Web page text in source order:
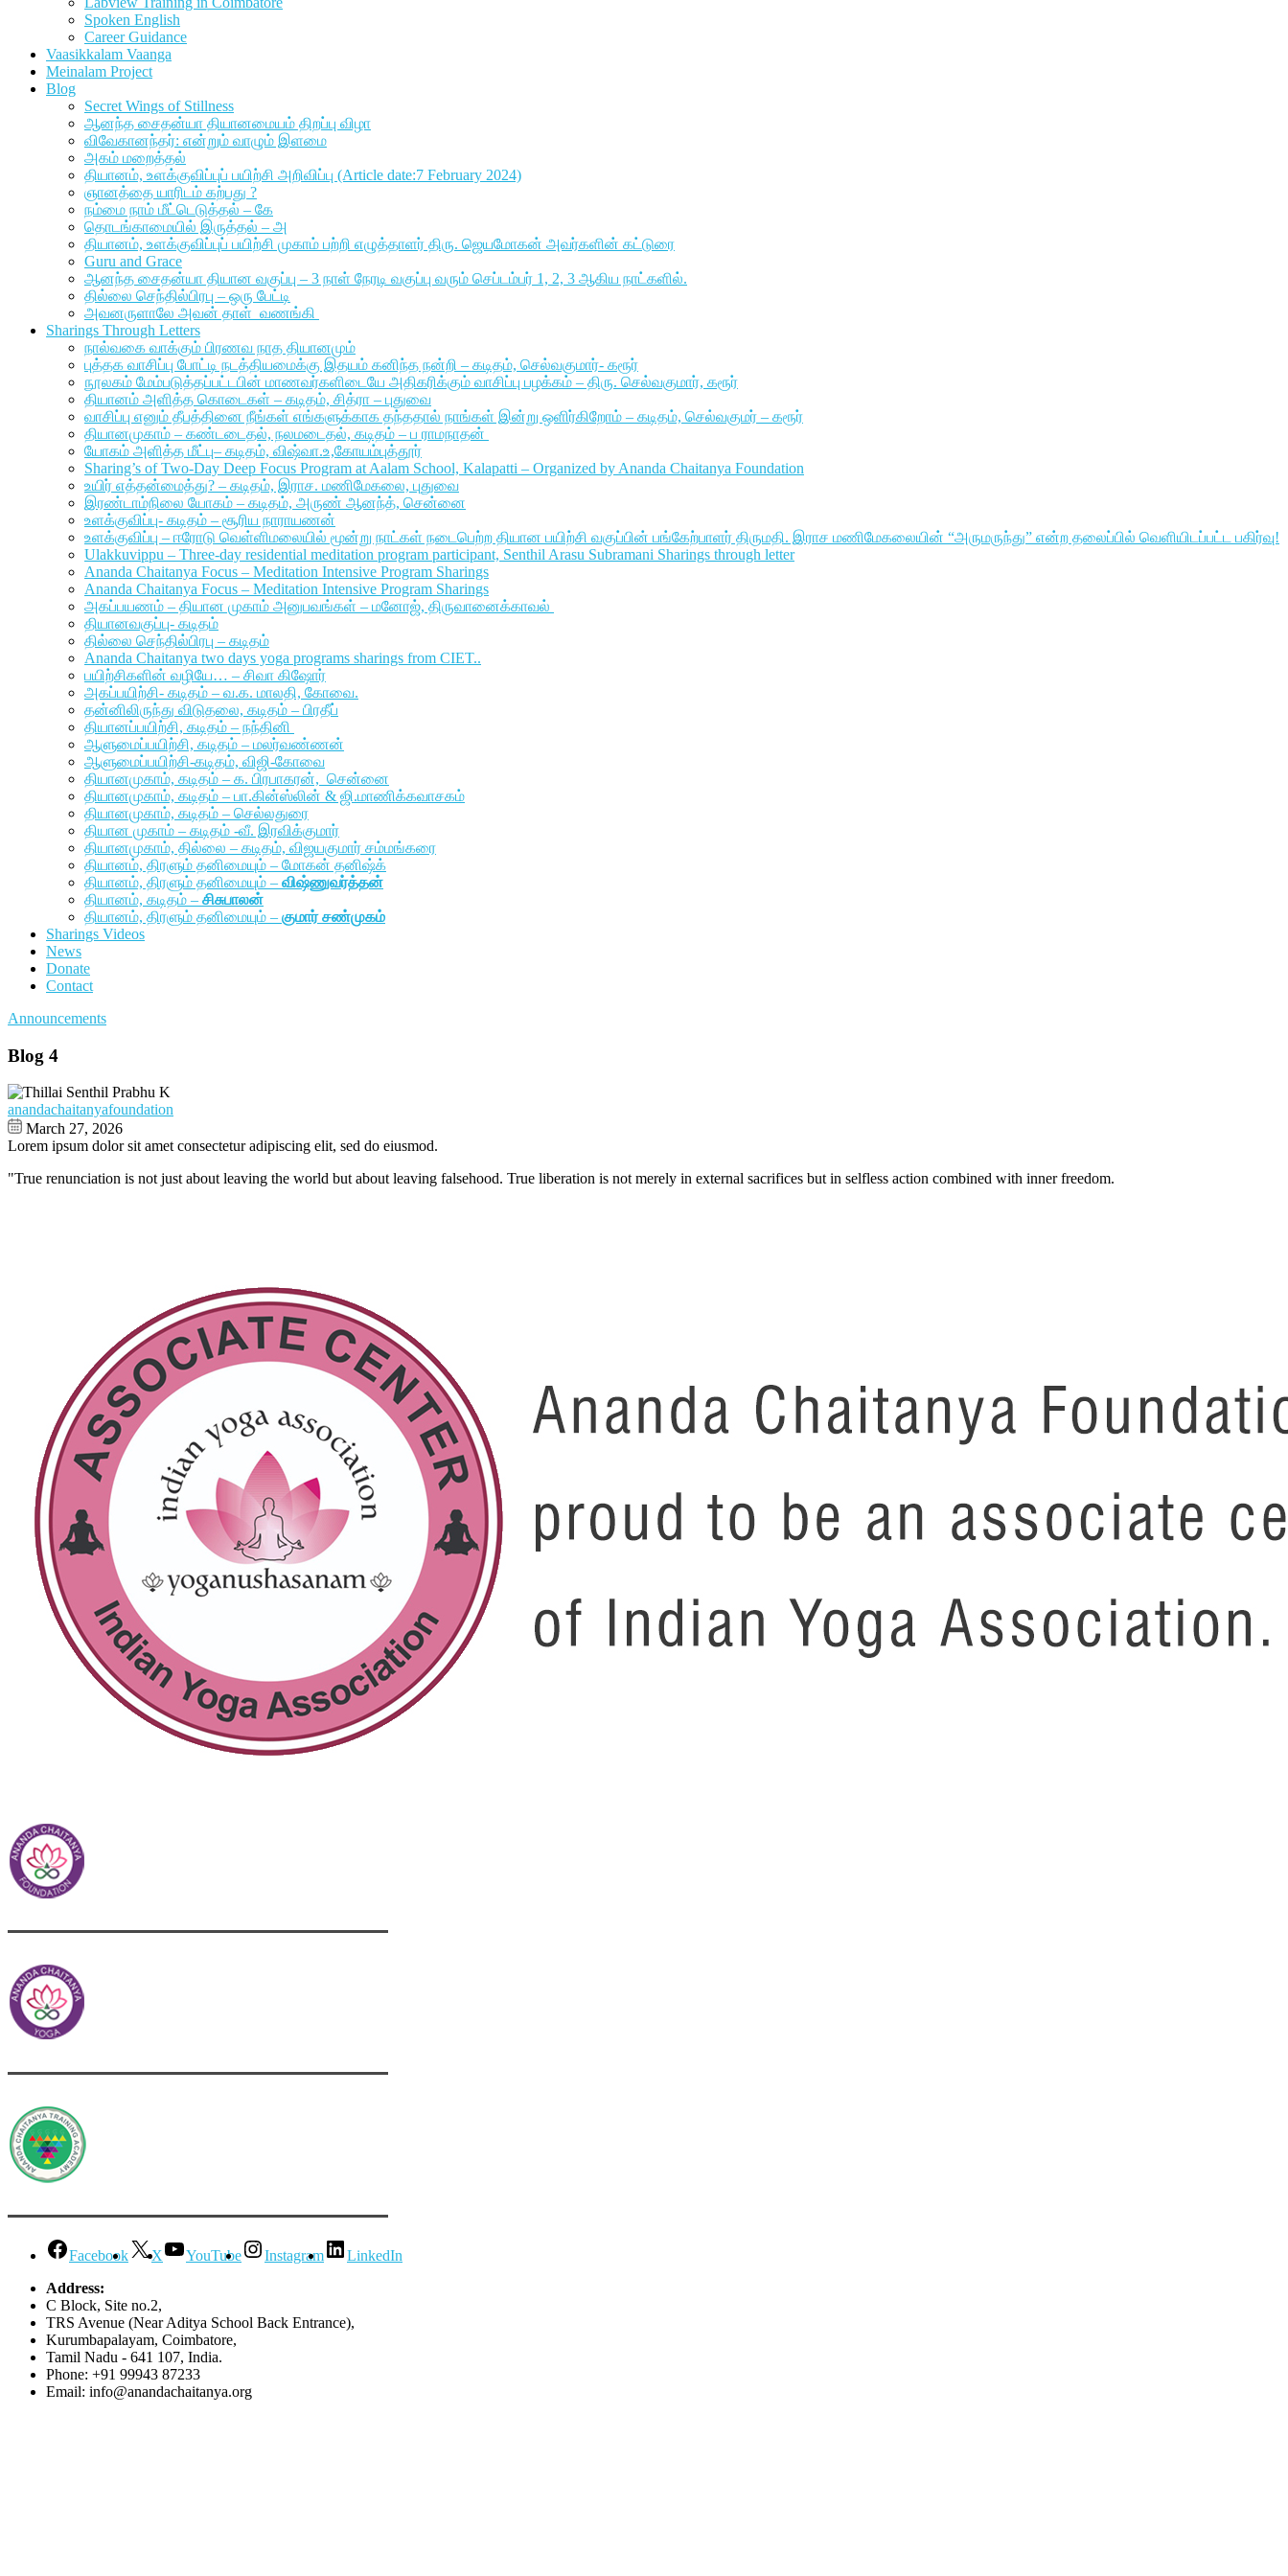
Spoken English
Career Guidance
Vaasikkalam Vaanga
Meinalam Project
Blog
Secret Wings of Stillness
ஆனந்த சைதன்யா தியானமையம் திறப்பு விழா
விவேகானந்தர்: என்றும் வாழும் இளமை
அகம் மறைத்தல்
தியானம், உளக்குவிப்புப் பயிற்சி அறிவிப்பு (Article date:7 February 2024)
ஞானத்தை யாரிடம் கற்பது ?
நம்மை நாம் மீட்டெடுத்தல் – கே
தொடங்காமையில் இருத்தல் – அ
தியானம், உளக்குவிப்புப் பயிற்சி முகாம் பற்றி எழுத்தாளர் திரு. ஜெயமோகன் அவர்களின் கட்டுரை
Guru and Grace
ஆனந்த சைதன்யா தியான வகுப்பு – 3 நாள் நேரடி வகுப்பு வரும் செப்டம்பர் 1, 2, 3 ஆகிய நாட்களில்.
தில்லை செந்தில்பிரபு – ஒரு பேட்டி
அவனருளாலே அவன் தாள் வணங்கி
Sharings Through Letters
நால்வகை வாக்கும் பிரணவ நாத தியானமும்
புத்தக வாசிப்பு போட்டி நடத்தியமைக்கு இதயம் கனிந்த நன்றி – கடிதம், செல்வகுமார்- கரூர்
நூலகம் மேம்படுத்தப்பட்டபின் மாணவர்களிடையே அதிகரிக்கும் வாசிப்பு பழக்கம் – திரு. செல்வகுமார், கரூர்
தியானம் அளித்த கொடைகள் – கடிதம், சித்ரா – புதுவை
வாசிப்பு எனும் தீபத்தினை நீங்கள் எங்களுக்காக தந்ததால் நாங்கள் இன்று ஒளிர்கிறோம் – கடிதம், செல்வகுமர் – கரூர்
தியானமுகாம் – கண்டடைதல், நலமடைதல், கடிதம் – ப ராமநாதன்
யோகம் அளித்த மீட்பு– கடிதம், விஷ்வா.உ,கோயம்புத்தூர்
Sharing’s of Two-Day Deep Focus Program at Aalam School, Kalapatti – Organized by Ananda Chaitanya Foundation
உயிர் எத்தன்மைத்து? – கடிதம், இராச. மணிமேகலை, புதுவை
இரண்டாம்நிலை யோகம் – கடிதம், அருண் ஆனந்த், சென்னை
உளக்குவிப்பு- கடிதம் – சூரிய நாராயணன்
உளக்குவிப்பு – ஈரோடு வெள்ளிமலையில் மூன்று நாட்கள் நடைபெற்ற தியான பயிற்சி வகுப்பின் பங்கேற்பாளர் திருமதி. இராச மணிமேகலையின் “அருமருந்து” என்ற தலைப்பில் வெளியிடப்பட்ட பகிர்வு!
Ulakkuvippu – Three-day residential meditation program participant, Senthil Arasu Subramani Sharings through letter
Ananda Chaitanya Focus – Meditation Intensive Program Sharings
Ananda Chaitanya Focus – Meditation Intensive Program Sharings
அகப்பயணம் – தியான முகாம் அனுபவங்கள் – மனோஜ், திருவானைக்காவல்
தியானவகுப்பு- கடிதம்
தில்லை செந்தில்பிரபு – கடிதம்
Ananda Chaitanya two days yoga programs sharings from CIET..
பயிற்சிகளின் வழியே… – சிவா கிஷோர்
அகப்பயிற்சி- கடிதம் – வ.க. மாலதி, கோவை.
தன்னிலிருந்து விடுதலை, கடிதம் – பிரதீப்
தியானப்பயிற்சி, கடிதம் – நந்தினி
ஆளுமைப்பயிற்சி, கடிதம் – மலர்வண்ணன்
ஆளுமைப்பயிற்சி-கடிதம், விஜி-கோவை
தியானமுகாம், கடிதம் – க. பிரபாகரன், சென்னை
தியானமுகாம், கடிதம் – பா.கின்ஸ்லின் & ஜி.மாணிக்கவாசகம்
தியானமுகாம், கடிதம் – செல்லதுரை
தியான முகாம் – கடிதம் -வீ. இரவிக்குமார்
தியானமுகாம், தில்லை – கடிதம், விஜயகுமார் சம்மங்கரை
தியானம், திரளும் தனிமையும் – மோகன் தனிஷ்க்
தியானம், திரளும் தனிமையும் – விஷ்ணுவர்த்தன்
தியானம், கடிதம் – சிசுபாலன்
தியானம், திரளும் தனிமையும் – குமார் சண்முகம்
Sharings Videos
News
Donate
Contact
Announcements
Blog 4
anandachaitanyafoundation
March 27, 2026
Lorem ipsum dolor sit amet consectetur adipiscing elit, sed do eiusmod.
"True renunciation is not just about leaving the world but about leaving falsehood. True liberation is not merely in external sacrifices but in selfless action combined with inner freedom.
Facebook X YouTube Instagram
LinkedIn
Address:
C Block, Site no.2,
TRS Avenue (Near Aditya School Back Entrance),
Kurumbapalayam, Coimbatore,
Tamil Nadu - 641 107, India.
Phone: +91 99943 87233
Email: info@anandachaitanya.org